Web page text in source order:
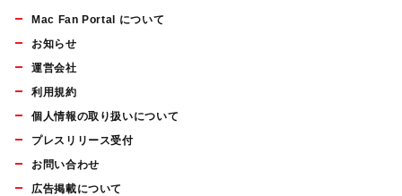
Mac Fan Portal について
お知らせ
運営会社
利用規約
個人情報の取り扱いについて
プレスリリース受付
お問い合わせ
広告掲載について